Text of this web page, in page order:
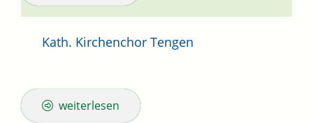
Kath. Kirchenchor Tengen
weiterlesen